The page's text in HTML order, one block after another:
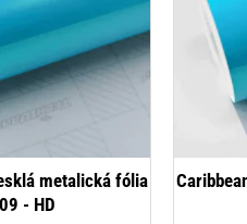
metalická fólia
- HD